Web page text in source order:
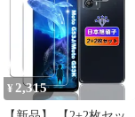
り）ガラスフィルム
+（2枚入り）カメラフ
ィルム moto g53y 5g 用
の 目の疲れ軽減 液晶保
護 フィルム 保護ガラス
レンズ保護フィルム
¥ 2,315